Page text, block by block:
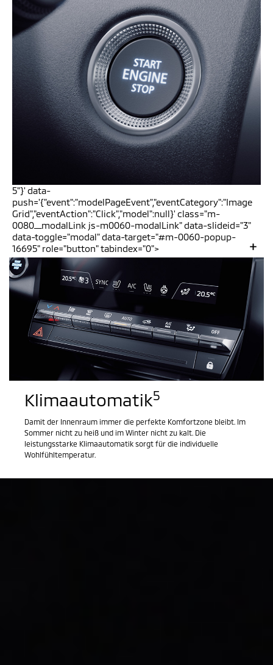
5"}' data-
push='{"event":"modelPageEvent","eventCategory":"Image
Grid","eventAction":"Click","model":null}' class="m-
0080__modalLink js-m0060-modalLink" data-slideid="3"
data-toggle="modal" data-target="#m-0060-popup-
16695" role="button" tabindex="0">
Klimaautomatik5
Damit der Innenraum immer die perfekte Komfortzone bleibt. Im
Sommer nicht zu heiß und im Winter nicht zu kalt. Die
leistungsstarke Klimaautomatik sorgt für die individuelle
Wohlfühltemperatur.